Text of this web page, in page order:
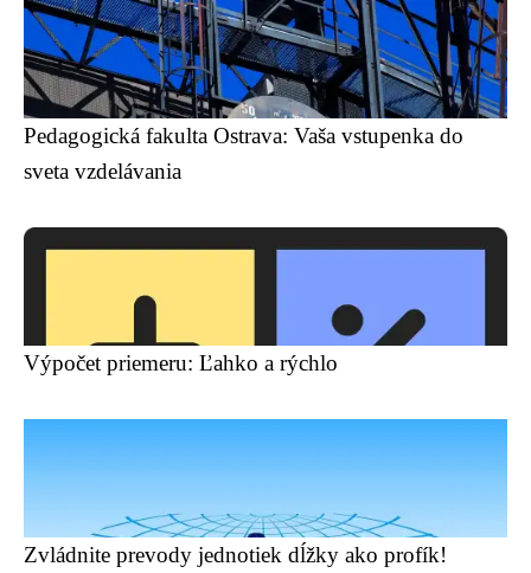
Pedagogická fakulta Ostrava: Vaša vstupenka do
sveta vzdelávania
Výpočet priemeru: Ľahko a rýchlo
Zvládnite prevody jednotiek dĺžky ako profík!